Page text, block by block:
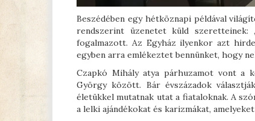
Beszédében egy hétköznapi példával
rendszerint üzenetet küld szeretteinek:
fogalmazott. Az Egyház ilyenkor azt
egyben arra emlékeztet bennünket, hogy
Czapkó Mihály atya párhuzamot vont a
György között. Bár évszázadok
életükkel mutatnak utat a fiataloknak. A
a lelki ajándékokat és karizmákat,